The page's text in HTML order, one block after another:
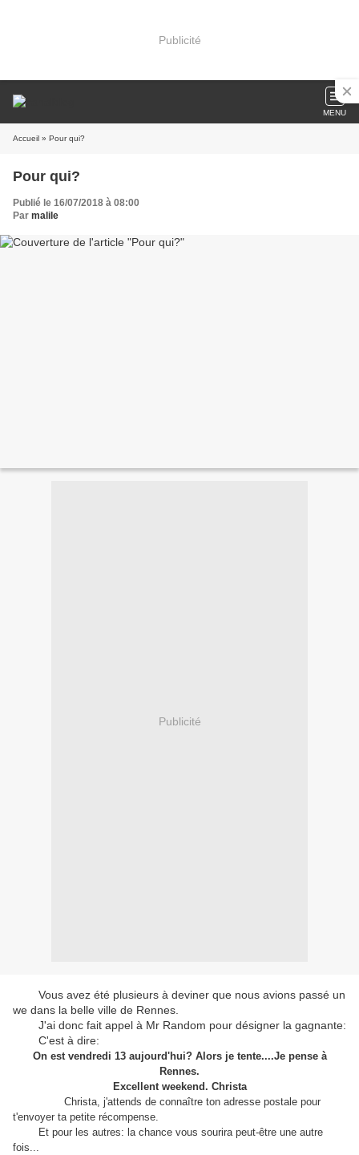
Publicité
MENU
Accueil » Pour qui?
Pour qui?
Publié le 16/07/2018 à 08:00
Par malile
Publicité
Vous avez été plusieurs à deviner que nous avions passé un
we dans la belle ville de Rennes.
J'ai donc fait appel à Mr Random pour désigner la gagnante:
C'est à dire:
On est vendredi 13 aujourd'hui? Alors je tente....Je pense à
Rennes.
Excellent weekend. Christa
Christa, j'attends de connaître ton adresse postale pour
t'envoyer ta petite récompense.
Et pour les autres: la chance vous sourira peut-être une autre
fois...